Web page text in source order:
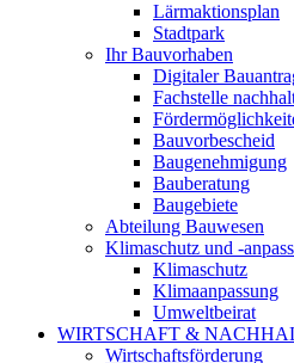
Lärmaktionsplan
Stadtpark
Ihr Bauvorhaben
Digitaler
Fachstelle
Bauvorbescheid
Baugenehmigung
Bauberatung
Baugebiete
Abteilung Bauwesen
Klimaschutz und -
Klimaschutz
Klimaanpassung
Umweltbeirat
WIRTSCHAFT &
Wirtschaftsförderung